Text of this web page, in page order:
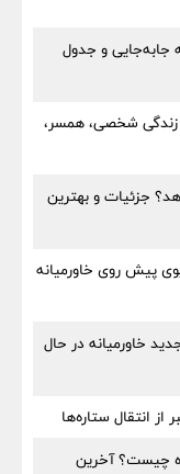
جابه‌جایی و جدول
زندگی شخصی، همسر،
رخ می‌دهد؟ جزئیات و بهترین
تمام می‌شود؟ ۳ سناریوی پیش روی خاورمیانه
خاورمیانه در حال
از انتقال ستاره‌ها
چیست؟ آخرین